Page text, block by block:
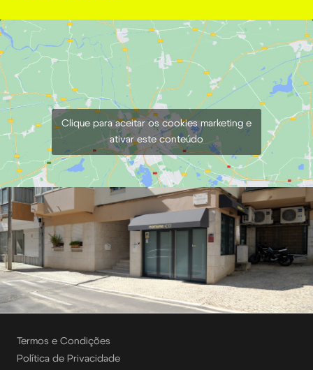
Clique para aceitar os cookies marketing e
ativar este conteúdo
Termos e Condições
Política de Privacidade